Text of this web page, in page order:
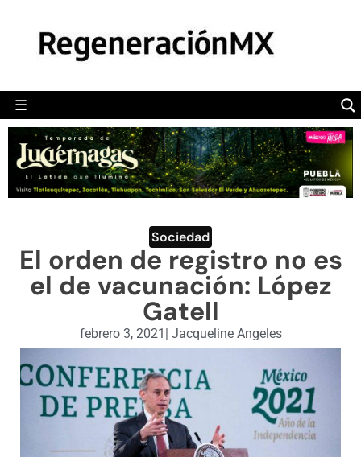
☰
POLÍTICA
CAMALEÓN
OPINIÓN
DEPORTES
ENGLISH SECTION
VIDEOS
Sociedad
El orden de registro no es
el de vacunación: López
Gatell
febrero 3, 2021 | Jacqueline Angeles